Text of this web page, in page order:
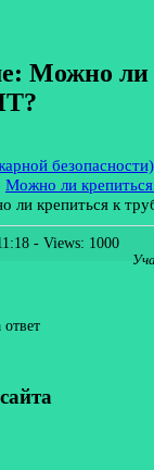
Можно ли
безопасности)
Можно ли
ли крепиться к
- Views: 1000